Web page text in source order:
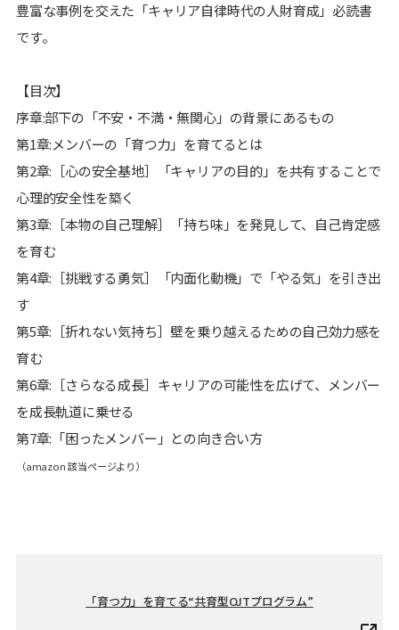
豊富な事例を交えた「キャリア自律時代の人財育成」必読書
です。
【目次】
序章:部下の「不安・不満・無関心」の背景にあるもの
第1章:メンバーの「育つ力」を育てるとは
第2章:［心の安全基地］「キャリアの目的」を共有することで
心理的安全性を築く
第3章:［本物の自己理解］「持ち味」を発見して、自己肯定感
を育む
第4章:［挑戦する勇気］「内面化動機」で「やる気」を引き出
す
第5章:［折れない気持ち］壁を乗り越えるための自己効力感を
育む
第6章:［さらなる成長］キャリアの可能性を広げて、メンバー
を成長軌道に乗せる
第7章:「困ったメンバー」との向き合い方
（amazon 該当ページより）
「育つ力」を育てる“共育型OJTプログラム”